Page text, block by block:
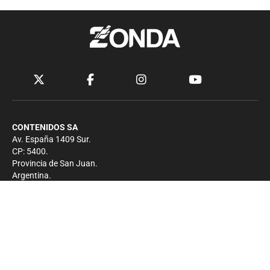
CONTENIDOS SA
Av. España 1409 Sur.
CP: 5400.
Provincia de San Juan.
Argentina.